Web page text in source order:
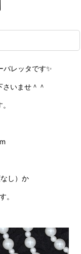
バレッタです✨
いませ＾＾
し）か
。